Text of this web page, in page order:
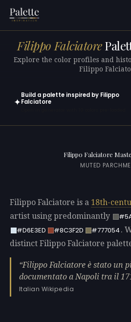
Filippo Falciatore
Explore the color profiles and
Filippo
✦
Build a palette inspired by Filippo
Falciatore
Filippo Falciatore
MUTED
Filippo Falciatore is a 18th-
artist using predominantly
#D6E3ED
#8C3F2D #777054.
distinct Filippo Falciatore
Filippo Falciatore è stato un
documentato a Napoli tra il
Italian Wikipedia